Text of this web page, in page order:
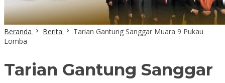
Beranda Berita
Tarian Gantung Sanggar Muara 9 Pukau
Lomba
Tarian Gantung Sanggar